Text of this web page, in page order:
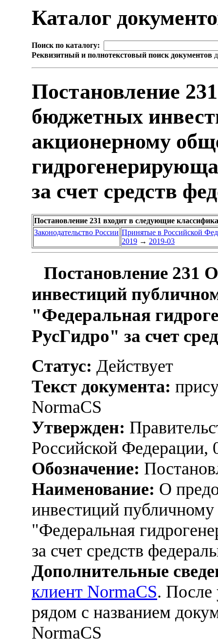
Каталог
Поиск по каталогу:
Реквизитный и полнотекстовый поиск документов
Постановление
бюджетных
акционерному
за счет средств
Постановление 231 входит в следующие
Законодательство России Принятые в Российской
2019 → 2019-03
Постановление 231
инвестиций
"Федеральная
РусГидро" за счет
Статус: Действует
Текст документа:
NormaCS
Утвержден:
Российской Федерации,
Обозначение:
Наименование: О
инвестиций
"Федеральная
за счет средств
Дополнительные
клиент NormaCS. После
рядом с названием
NormaCS